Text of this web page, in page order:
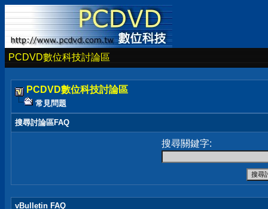
PCDVD數位科技討論區
PCDVD數位科技討論區
常見問題
搜尋討論區FAQ
搜尋關鍵字:
vBulletin FAQ